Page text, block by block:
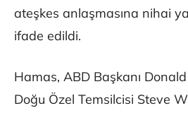
ateşkes anlaşmasına nihai
ifade edildi.
Hamas, ABD Başkanı Donald
Doğu Özel Temsilcisi Steve